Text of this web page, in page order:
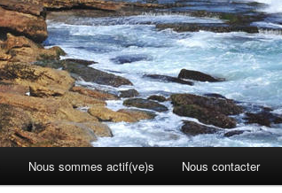
Nous sommes actif(ve)s Nous contacter